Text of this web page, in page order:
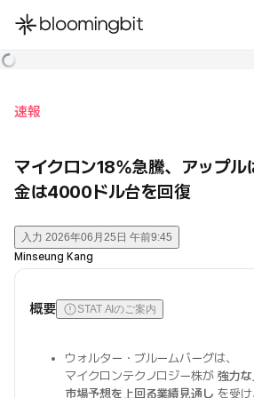
한국어
速報
マイクロン18%急騰、アップ
金は4000ドル台を回復
入力 2026年06月25日 午前9:45
Minseung Kang
概要 STAT AIのご案内
ウォルター・ブルームバーグは、
マイクロンテクノロジー株が強力
市場予想を上回る業績見通し を受